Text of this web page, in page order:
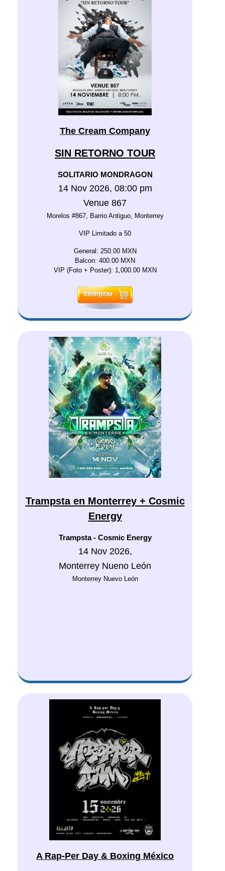
The Cream Company
SIN RETORNO TOUR
SOLITARIO MONDRAGON
14 Nov 2026, 08:00 pm
Venue 867
Morelos #867, Barrio Antiguo, Monterrey
VIP Limitado a 50
General: 250.00 MXN
Balcon: 400.00 MXN
VIP (Foto + Poster): 1,000.00 MXN
Trampsta en Monterrey + Cosmic
Energy
Trampsta - Cosmic Energy
14 Nov 2026,
Monterrey Nueno León
Monterrey Nuevo León
A Rap-Per Day & Boxing México